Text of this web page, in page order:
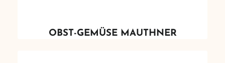
OBST-GEMÜSE MAUTHNER